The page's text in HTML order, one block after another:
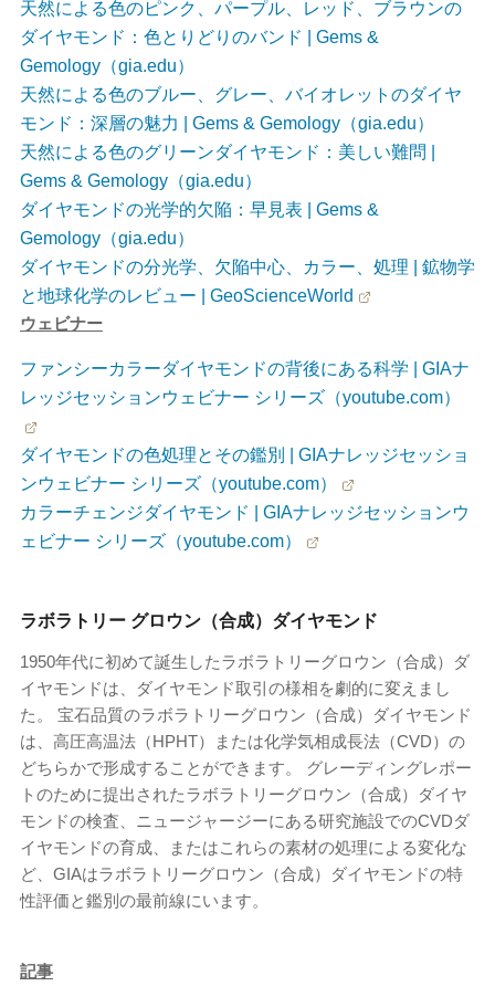
天然による色のピンク、パープル、レッド、ブラウンの
ダイヤモンド：色とりどりのバンド | Gems &
Gemology（gia.edu）
天然による色のブルー、グレー、バイオレットのダイヤ
モンド：深層の魅力 | Gems & Gemology（gia.edu）
天然による色のグリーンダイヤモンド：美しい難問 |
Gems & Gemology（gia.edu）
ダイヤモンドの光学的欠陥：早見表 | Gems &
Gemology（gia.edu）
ダイヤモンドの分光学、欠陥中心、カラー、処理 | 鉱物学
と地球化学のレビュー | GeoScienceWorld
ウェビナー
ファンシーカラーダイヤモンドの背後にある科学 | GIAナ
レッジセッションウェビナー シリーズ（youtube.com）
ダイヤモンドの色処理とその鑑別 | GIAナレッジセッショ
ンウェビナー シリーズ（youtube.com）
カラーチェンジダイヤモンド | GIAナレッジセッションウ
ェビナー シリーズ（youtube.com）
ラボラトリー グロウン（合成）ダイヤモンド
1950年代に初めて誕生したラボラトリーグロウン（合成）ダ
イヤモンドは、ダイヤモンド取引の様相を劇的に変えまし
た。 宝石品質のラボラトリーグロウン（合成）ダイヤモンド
は、高圧高温法（HPHT）または化学気相成長法（CVD）の
どちらかで形成することができます。 グレーディングレポー
トのために提出されたラボラトリーグロウン（合成）ダイヤ
モンドの検査、ニュージャージーにある研究施設でのCVDダ
イヤモンドの育成、またはこれらの素材の処理による変化な
ど、GIAはラボラトリーグロウン（合成）ダイヤモンドの特
性評価と鑑別の最前線にいます。
記事